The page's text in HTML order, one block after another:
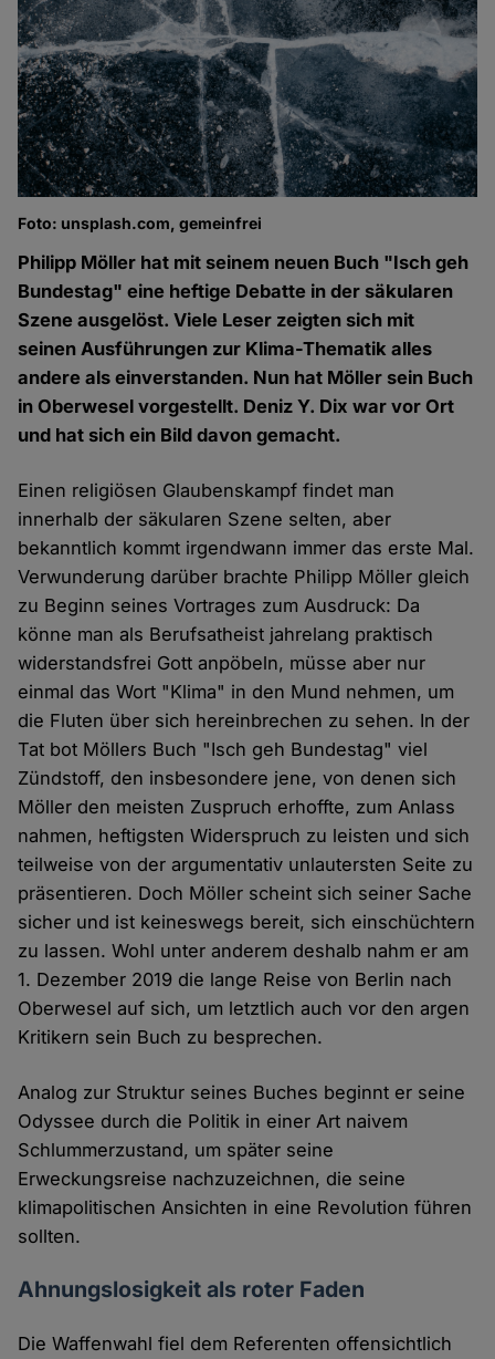
Foto: unsplash.com, gemeinfrei
Philipp Möller hat mit seinem neuen Buch "Isch geh
Bundestag" eine heftige Debatte in der säkularen
Szene ausgelöst. Viele Leser zeigten sich mit
seinen Ausführungen zur Klima-Thematik alles
andere als einverstanden. Nun hat Möller sein Buch
in Oberwesel vorgestellt. Deniz Y. Dix war vor Ort
und hat sich ein Bild davon gemacht.
Einen religiösen Glaubenskampf findet man
innerhalb der säkularen Szene selten, aber
bekanntlich kommt irgendwann immer das erste Mal.
Verwunderung darüber brachte Philipp Möller gleich
zu Beginn seines Vortrages zum Ausdruck: Da
könne man als Berufsatheist jahrelang praktisch
widerstandsfrei Gott anpöbeln, müsse aber nur
einmal das Wort "Klima" in den Mund nehmen, um
die Fluten über sich hereinbrechen zu sehen. In der
Tat bot Möllers Buch "Isch geh Bundestag" viel
Zündstoff, den insbesondere jene, von denen sich
Möller den meisten Zuspruch erhoffte, zum Anlass
nahmen, heftigsten Widerspruch zu leisten und sich
teilweise von der argumentativ unlautersten Seite zu
präsentieren. Doch Möller scheint sich seiner Sache
sicher und ist keineswegs bereit, sich einschüchtern
zu lassen. Wohl unter anderem deshalb nahm er am
1. Dezember 2019 die lange Reise von Berlin nach
Oberwesel auf sich, um letztlich auch vor den argen
Kritikern sein Buch zu besprechen.
Analog zur Struktur seines Buches beginnt er seine
Odyssee durch die Politik in einer Art naivem
Schlummerzustand, um später seine
Erweckungsreise nachzuzeichnen, die seine
klimapolitischen Ansichten in eine Revolution führen
sollten.
Ahnungslosigkeit als roter Faden
Die Waffenwahl fiel dem Referenten offensichtlich